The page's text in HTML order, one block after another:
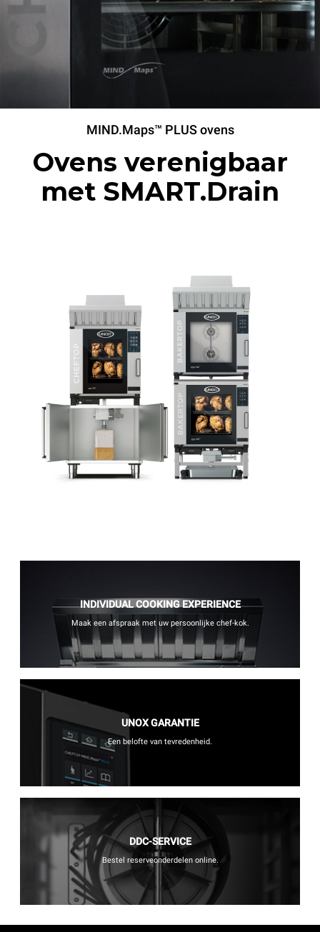
MIND.Maps™ PLUS ovens
Ovens verenigbaar
met SMART.Drain
INDIVIDUAL COOKING EXPERIENCE
Maak een afspraak met uw persoonlijke chef-kok.
UNOX GARANTIE
Een belofte van tevredenheid.
DDC-SERVICE
Bestel reserveonderdelen online.